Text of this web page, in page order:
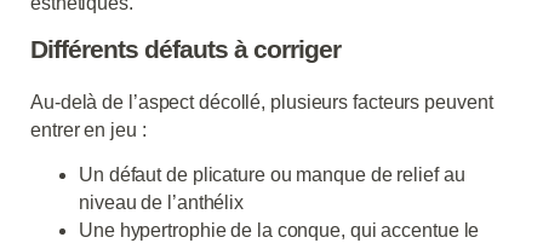
Différents défauts à corriger
Au-delà de l’aspect décollé, plusieurs facteurs peuvent
entrer en jeu :
Un défaut de plicature ou manque de relief au
niveau de l’anthélix
Une hypertrophie de la conque, qui accentue le